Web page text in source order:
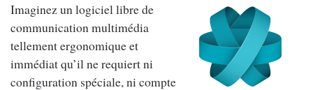
Imaginez un logiciel libre de
communication multimédia
tellement ergonomique et
immédiat qu’il ne requiert ni
configuration spéciale, ni compte